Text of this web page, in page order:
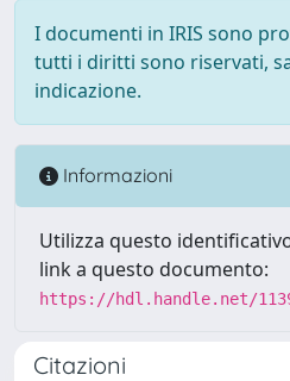
I documenti in IRIS sono
tutti i diritti sono riservati,
indicazione.
Informazioni
Utilizza questo
link a questo documento:
https://hdl.handle.net/
Citazioni